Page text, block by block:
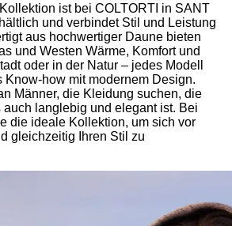
ist bei COLTORTI in SANT
und verbindet Stil und Leistung
aus hochwertiger Daune bieten
und Westen Wärme, Komfort und
oder in der Natur – jedes Modell
Know-how mit modernem Design.
Männer, die Kleidung suchen, die
langlebig und elegant ist. Bei
die ideale Kollektion, um sich vor
gleichzeitig Ihren Stil zu